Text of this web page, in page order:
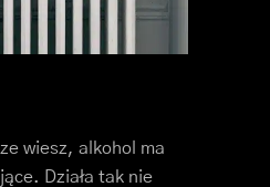
wiesz, alkohol ma
Działa tak nie